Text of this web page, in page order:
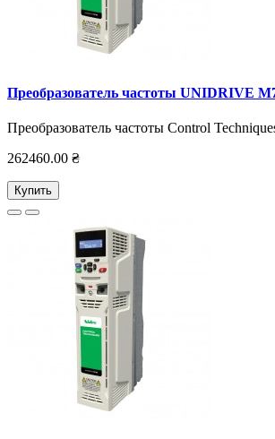
Преобразователь частоты UNIDRIVE
Преобразователь частоты Control
262460.00 ₴
Купить